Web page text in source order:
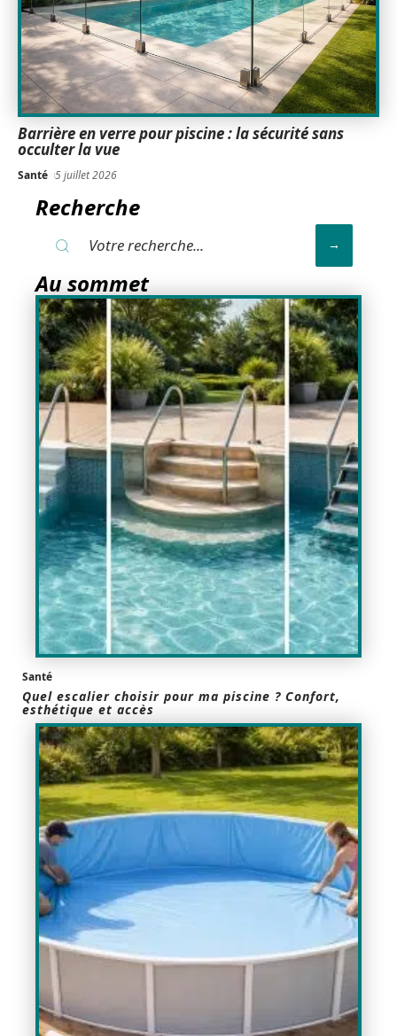
Barrière en verre pour piscine : la sécurité sans
occulter la vue
Santé 5 juillet 2026
Recherche
Au sommet
Santé
Quel escalier choisir pour ma piscine ? Confort,
esthétique et accès